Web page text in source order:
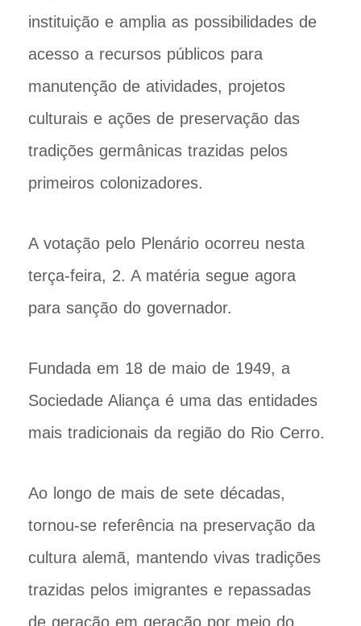
instituição e amplia as possibilidades de
acesso a recursos públicos para
manutenção de atividades, projetos
culturais e ações de preservação das
tradições germânicas trazidas pelos
primeiros colonizadores.
A votação pelo Plenário ocorreu nesta
terça-feira, 2. A matéria segue agora
para sanção do governador.
Fundada em 18 de maio de 1949, a
Sociedade Aliança é uma das entidades
mais tradicionais da região do Rio Cerro.
Ao longo de mais de sete décadas,
tornou-se referência na preservação da
cultura alemã, mantendo vivas tradições
trazidas pelos imigrantes e repassadas
de geração em geração por meio do